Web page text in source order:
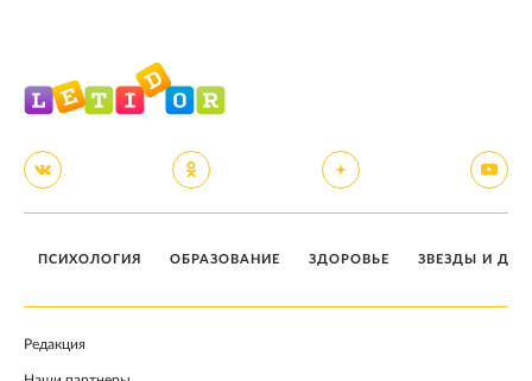
ПСИХОЛОГИЯ ОБРАЗОВАНИЕ ЗДОРОВЬЕ ЗВЕЗДЫ И
Редакция